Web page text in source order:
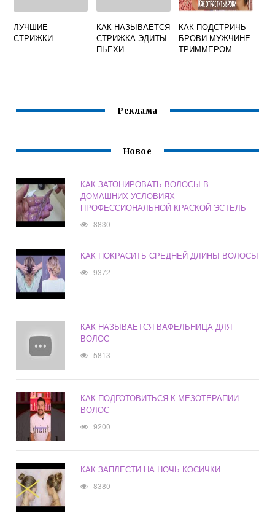
ЛУЧШИЕ
СТРИЖКИ
КАК НАЗЫВАЕТСЯ
СТРИЖКА ЭДИТЫ
ПЬЕХИ
КАК ПОДСТРИЧЬ
БРОВИ МУЖЧИНЕ
ТРИММЕРОМ
Реклама
Новое
КАК ЗАТОНИРОВАТЬ ВОЛОСЫ В
ДОМАШНИХ УСЛОВИЯХ
ПРОФЕССИОНАЛЬНОЙ КРАСКОЙ ЭСТЕЛЬ
8830
КАК ПОКРАСИТЬ СРЕДНЕЙ ДЛИНЫ ВОЛОСЫ
9372
КАК НАЗЫВАЕТСЯ ВАФЕЛЬНИЦА ДЛЯ
ВОЛОС
5813
КАК ПОДГОТОВИТЬСЯ К МЕЗОТЕРАПИИ
ВОЛОС
9200
КАК ЗАПЛЕСТИ НА НОЧЬ КОСИЧКИ
8380